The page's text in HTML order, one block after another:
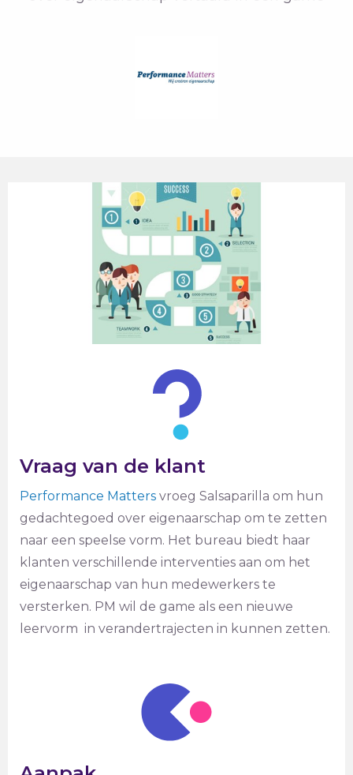
Vraag van de klant
Performance Matters vroeg Salsaparilla om hun
gedachtegoed over eigenaarschap om te zetten
naar een speelse vorm. Het bureau biedt haar
klanten verschillende interventies aan om het
eigenaarschap van hun medewerkers te
versterken. PM wil de game als een nieuwe
leervorm in verandertrajecten in kunnen zetten.